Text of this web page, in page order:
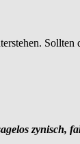
Sollten
zynisch,